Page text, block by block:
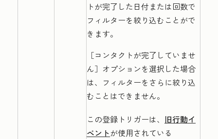
トが完了した日付または回数で
フィルターを絞り込むことがで
きます。
［コンタクトが完了していませ
ん］ オプションを選択した場合
は、フィルターをさらに絞り込
むことはできません。
この登録トリガーは、 旧行動イ
ベントが使用されている